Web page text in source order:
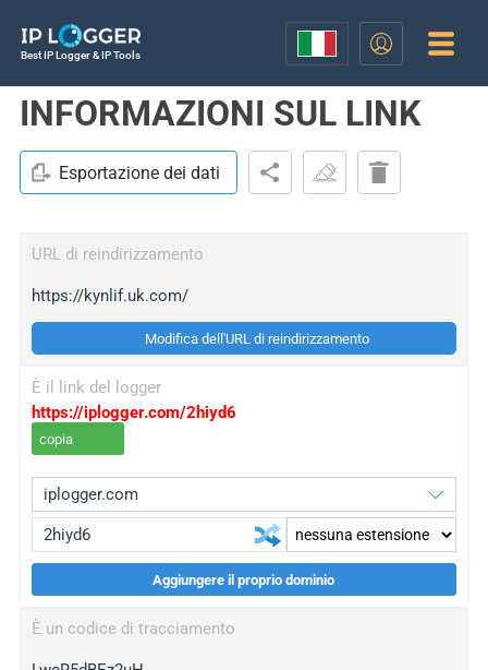
Best IP Logger & IP Tools
INFORMAZIONI SUL LINK
Esportazione dei dati
URL di reindirizzamento
https://kynlif.uk.com/
Modifica dell'URL di reindirizzamento
È il link del logger
https://iplogger.com/2hiyd6
copia
wl.gl
Aggiungere il proprio dominio
È un codice di tracciamento